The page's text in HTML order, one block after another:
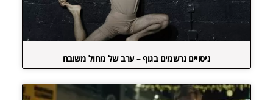
ניסויים נרשמים בגוף – ערב של מחול משובח